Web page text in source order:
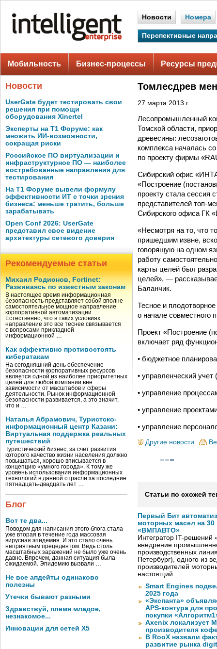
Новости Номера
Перспективные
Мобильность Бизнес-процессы Ресурсы
Новости
UserGate будет тестировать свои
решения при помощи
оборудования Xinertel
Эксперты на Т1 Форуме: как
множить ИИ-возможности,
сокращая риски
Российское ПО виртуализации и
инфраструктурное ПО — наиболее
востребованные направления для
тестирования
На Т1 Форуме вывели формулу
эффективности ИТ с точки зрения
бизнеса: меньше тратить, больше
зарабатывать
Open Conf 2026: UserGate
представил свое видение
архитектуры сетевого доверия
Рекомендуемые статьи
Михаил Родионов, Fortinet:
Развиваясь по известным законам
В настоящее время информационная
безопасность представляет собой вполне
самостоятельное мощное направление
корпоративной автоматизации.
Естественно, что в таких условиях
направление это все теснее связывается
с вопросами прикладной
информационной …
Как эффективно противостоять
кибератакам
На сегодняшний день обеспечение
безопасности корпоративных ресурсов
является одной из наиболее приоритетных
целей для любой компании вне
зависимости от масштабов и сферы
деятельности. Рынок информационной
безопасности развивается, а это значит,
что и …
Наталья Абрамович, Туристско-
информационный центр Казани:
Виртуальная поддержка реальных
путешествий
Туристический бизнес, за счет развития
которого качество жизни населения должно
повышаться, хорошо вписывается в
концепцию «умного города». К тому же
уровень использования информационных
технологий в данной отрасли за последние
пятнадцать-двадцать лет …
Блог
Вот те два...
Поводом для написания этого блога стала
уже вторая в течение года массовая
вирусная эпидемия. И это стало очень
неприятным прецедентом. Ведь столь
масштабных заражений не было уже очень
давно. Впрочем, данная ситуация была
ожидаемой. Эпидемию вызвали …
Не все апдейты одинаково
полезны
Утечки бывают разными
Здравствуй, племя младое,
незнакомое...
Инновации для сетей X5
Томлесдрев
27 марта 2013 г.
Лесопромышленный
Томской области,
древесины:
комплекса началась
по проекту фирмы
Сибирский офис
«Построение
проекту стала сессия
представителей топ-
Сибирского офиса ГК
«Несмотря на то, что
пришедшим извне,
говорящую на одном
работу
карты целей был
целей», —
Баланчик.
Тесное и
о начале
Проект «Построение
включает ряд
• бюджетное
• управленческий
• управление
• управление
• управление
Другие новости
Статьи по схожей
Первый Бит
моторных масел на
«ВМПАВТО»
Интегратор IT-
внедрение
производственных
Петербург), одного из
производителей
настоящий …
Smart Engines
2025 года
«Экспанта»
APS-контура для
покупки
Axenix локализует
производителя
В RooX назвали
развитие рынка